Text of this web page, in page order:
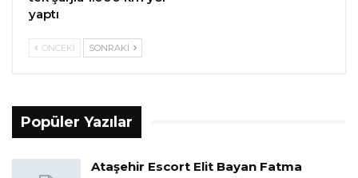
yaptı
ÖNCEKI SONRAKI
Popüler Yazılar
Ataşehir Escort Elit Bayan Fatma